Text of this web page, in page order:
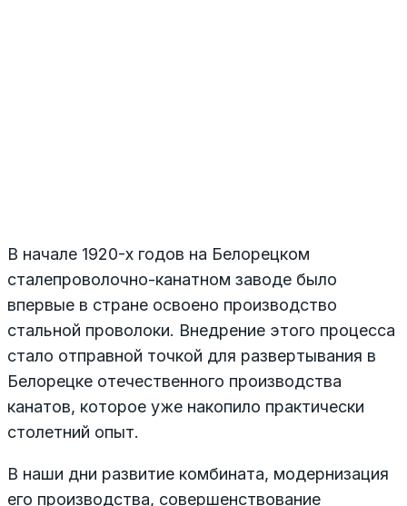
В начале 1920-х годов на Белорецком
сталепроволочно-канатном заводе было
впервые в стране освоено производство
стальной проволоки. Внедрение этого процесса
стало отправной точкой для развертывания в
Белорецке отечественного производства
канатов, которое уже накопило практически
столетний опыт.
В наши дни развитие комбината, модернизация
его производства, совершенствование